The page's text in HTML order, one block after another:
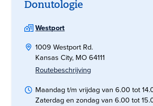
Donutologie
Westport
1009 Westport Rd.
Kansas City, MO 64111
Routebeschrijving
Maandag t/m vrijdag van 6.00 tot
Zaterdag en zondag van 6.00 tot